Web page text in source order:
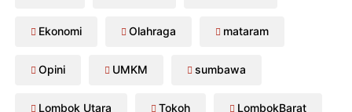
Ekonomi Olahraga mataram
Opini UMKM sumbawa
Lombok Utara Tokoh LombokBarat